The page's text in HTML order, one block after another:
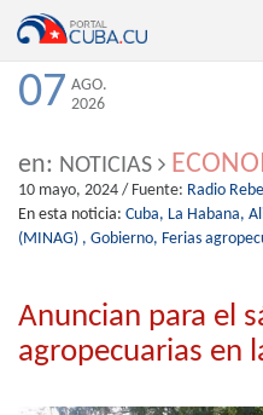
07 AGO.
2026
en: NOTICIAS
10 mayo, 2024 / Fuente: Radio
En esta noticia: Cuba, La Habana,
(MINAG) , Gobierno, Ferias
Anuncian para el
agropecuarias en